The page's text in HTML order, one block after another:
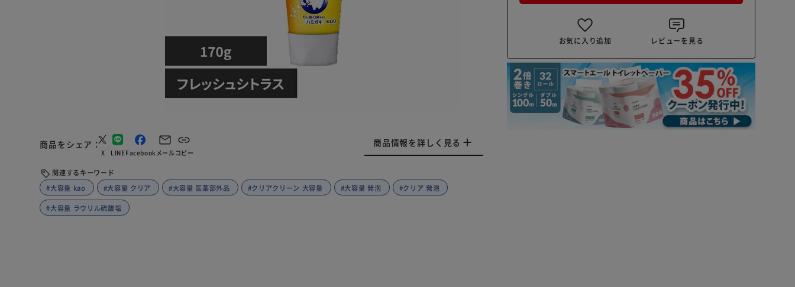
商品をシェア
X LINEFacebookメールコピー
商品情報を詳しく見る
関連するキーワード
#大容量 kao
#大容量 クリア #大容量 医薬部外品 #クリアクリーン 大容量 #大容量 発泡 #クリア 発泡
#大容量 ラウリル硫酸塩
お気に入り追加 レビューを見る